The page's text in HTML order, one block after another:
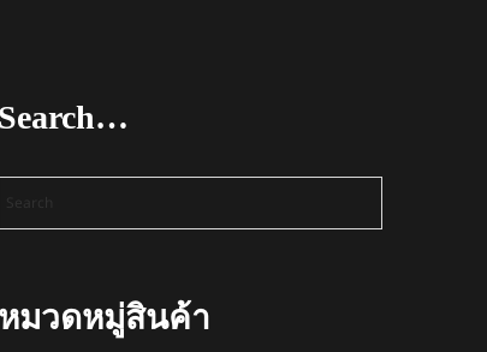
Search…
หมวดหมู่สินค้า